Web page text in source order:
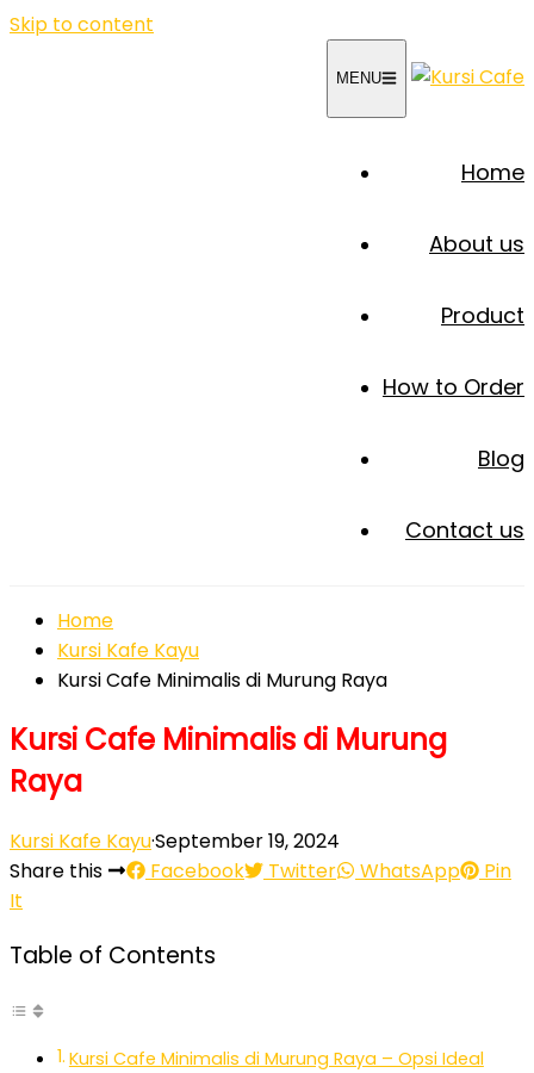
Skip to content
MENU
Home
About us
Product
How to Order
Blog
Contact us
Home
Kursi Kafe Kayu
Kursi Cafe Minimalis di Murung Raya
Kursi Cafe Minimalis di Murung
Raya
Kursi Kafe Kayu·September 19, 2024
Share this
Facebook Twitter WhatsApp
Pin
It
Table of Contents
Kursi Cafe Minimalis di Murung Raya – Opsi Ideal